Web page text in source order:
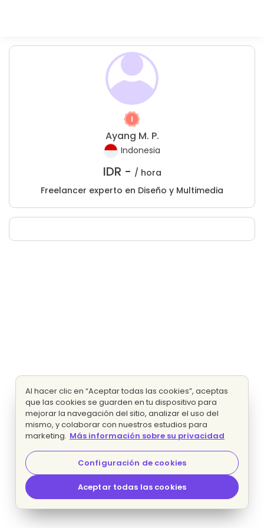
Ayang M. P.
Indonesia
IDR - / hora
Freelancer experto en Diseño y Multimedia
Al hacer clic en “Aceptar todas las cookies”, aceptas
que las cookies se guarden en tu dispositivo para
mejorar la navegación del sitio, analizar el uso del
mismo, y colaborar con nuestros estudios para
marketing. Más información sobre su privacidad
Configuración de cookies
Aceptar todas las cookies